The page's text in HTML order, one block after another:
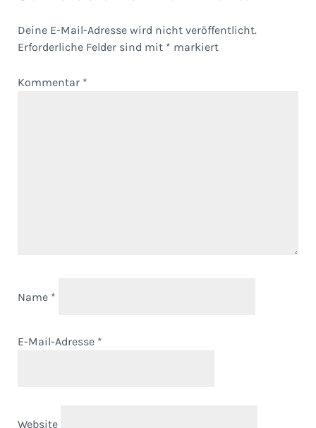
Deine E-Mail-Adresse wird nicht veröffentlicht.
Erforderliche Felder sind mit * markiert
Kommentar *
Name *
E-Mail-Adresse *
Website